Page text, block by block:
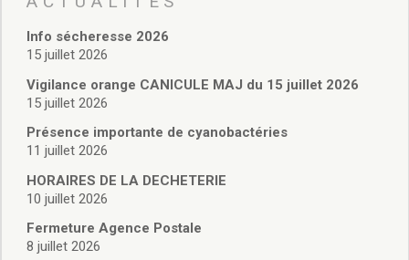
Affaires Scolaires
Vie associative
Police Municipale/règlementation
Cimetière/réglementation funéraire
Services en ligne
Licences boissons
Cadastre
Actes d’état civil
Info sécheresse 2026
15 juillet 2026
Vigilance orange CANICULE MAJ du 15 juillet 2026
15 juillet 2026
Présence importante de cyanobactéries
11 juillet 2026
HORAIRES DE LA DECHETERIE
10 juillet 2026
Fermeture Agence Postale
8 juillet 2026